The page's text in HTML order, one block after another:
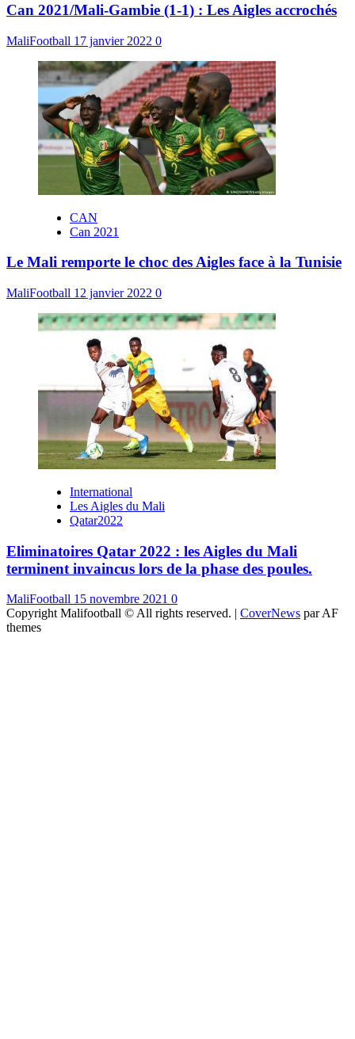
Can 2021/Mali-Gambie (1-1) : Les Aigles accrochés
MaliFootball 17 janvier 2022 0
CAN
Can 2021
Le Mali remporte le choc des Aigles face à la Tunisie
MaliFootball 12 janvier 2022 0
International
Les Aigles du Mali
Qatar2022
Eliminatoires Qatar 2022 : les Aigles du Mali
terminent invaincus lors de la phase des poules.
MaliFootball 15 novembre 2021 0
Copyright Malifootball © All rights reserved. | CoverNews par AF
themes